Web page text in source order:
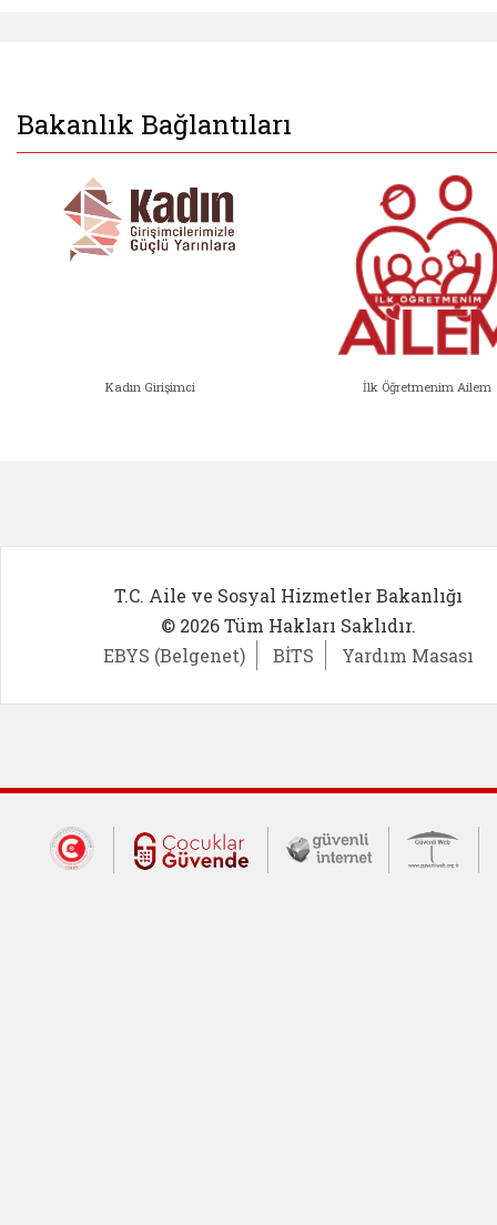
Bakanlık Bağlantıları
Kadın Girişimci İlk Öğretmenim Ailem
T.C. Aile ve Sosyal Hizmetler Bakanlığı
© 2026 Tüm Hakları Saklıdır.
EBYS (Belgenet)
BİTS Yardım Masası
Dış Bağlantılar
Cumhurbaşkanlığı İletişim Merkezi
Çocuklar Güvende (yeni
Güvenli